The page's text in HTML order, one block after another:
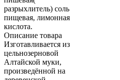
разрыхлитель) соль
пищевая, лимонная
кислота.
Описание товара
Изготавливается из
цельнозерновой
Алтайской муки,
произведённой на